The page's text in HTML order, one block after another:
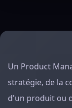
Un Product
stratégie, de la
d'un produit ou